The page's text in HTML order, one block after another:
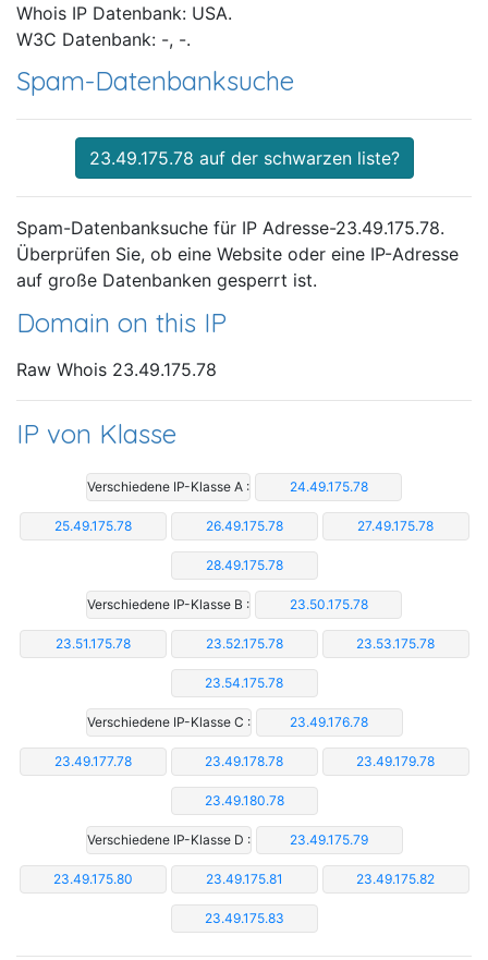
Whois IP Datenbank: USA.
W3C Datenbank: -, -.
Spam-Datenbanksuche
23.49.175.78 auf der schwarzen liste?
Spam-Datenbanksuche für IP Adresse-23.49.175.78.
Überprüfen Sie, ob eine Website oder eine IP-Adresse
auf große Datenbanken gesperrt ist.
Domain on this IP
Raw Whois 23.49.175.78
IP von Klasse
Verschiedene IP-Klasse A : 24.49.175.78
25.49.175.78 26.49.175.78 27.49.175.78
28.49.175.78
Verschiedene IP-Klasse B : 23.50.175.78
23.51.175.78 23.52.175.78 23.53.175.78
23.54.175.78
Verschiedene IP-Klasse C : 23.49.176.78
23.49.177.78 23.49.178.78 23.49.179.78
23.49.180.78
Verschiedene IP-Klasse D : 23.49.175.79
23.49.175.80 23.49.175.81 23.49.175.82
23.49.175.83